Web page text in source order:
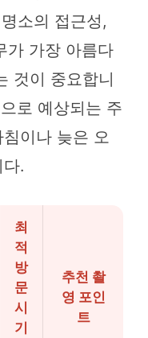
소의 접근성,
가 가장 아름다
것이 중요합니
로 예상되는 주
이나 늦은 오
.
최
적
방
문
시
기
추천 촬
영 포인
트